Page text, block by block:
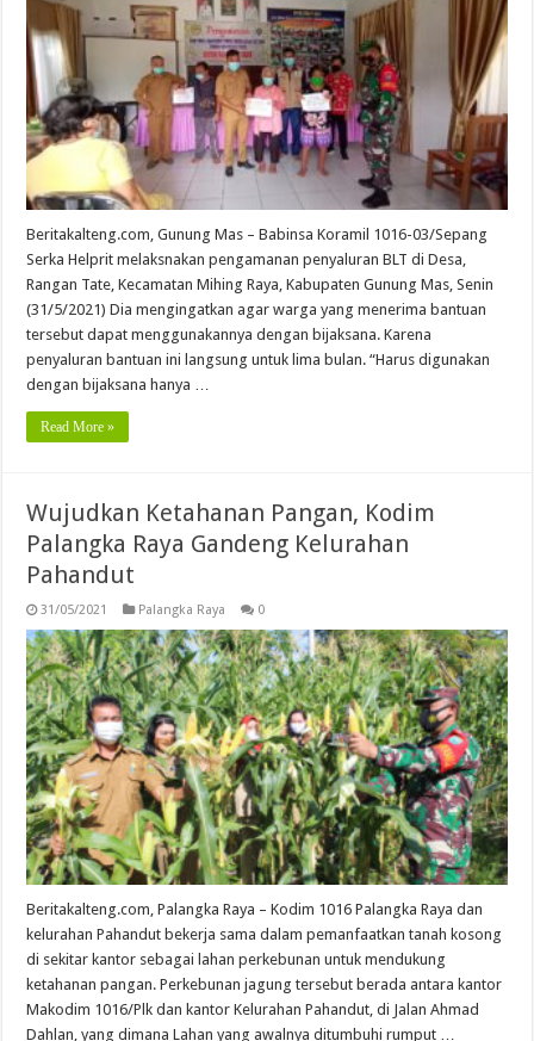
Beritakalteng.com, Gunung Mas – Babinsa Koramil 1016-03/Sepang
Serka Helprit melaksnakan pengamanan penyaluran BLT di Desa,
Rangan Tate, Kecamatan Mihing Raya, Kabupaten Gunung Mas, Senin
(31/5/2021) Dia mengingatkan agar warga yang menerima bantuan
tersebut dapat menggunakannya dengan bijaksana. Karena
penyaluran bantuan ini langsung untuk lima bulan. “Harus digunakan
dengan bijaksana hanya …
Read More »
Wujudkan Ketahanan Pangan, Kodim
Palangka Raya Gandeng Kelurahan
Pahandut
31/05/2021 Palangka Raya 0
Beritakalteng.com, Palangka Raya – Kodim 1016 Palangka Raya dan
kelurahan Pahandut bekerja sama dalam pemanfaatkan tanah kosong
di sekitar kantor sebagai lahan perkebunan untuk mendukung
ketahanan pangan. Perkebunan jagung tersebut berada antara kantor
Makodim 1016/Plk dan kantor Kelurahan Pahandut, di Jalan Ahmad
Dahlan, yang dimana Lahan yang awalnya ditumbuhi rumput …